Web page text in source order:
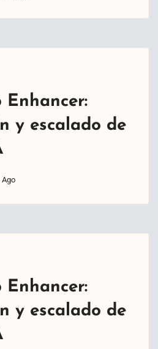
Enhancer:
y escalado de
Ago
Enhancer:
y escalado de